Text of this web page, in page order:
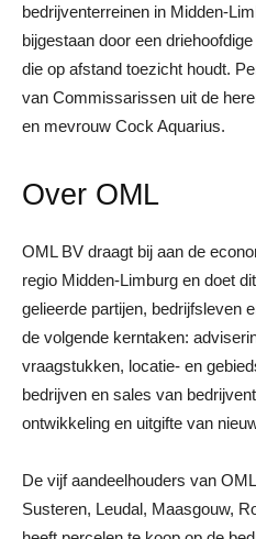
bedrijventerreinen in Midden-
bijgestaan door een
die op afstand toezicht houdt.
van Commissarissen uit de
en mevrouw Cock Aquarius.
Over OML
OML BV draagt bij aan de
regio Midden-Limburg en doet
gelieerde partijen, bedrijfsleven
de volgende kerntaken:
vraagstukken, locatie- en
bedrijven en sales van
ontwikkeling en uitgifte van
De vijf aandeelhouders van
Susteren, Leudal, Maasgouw,